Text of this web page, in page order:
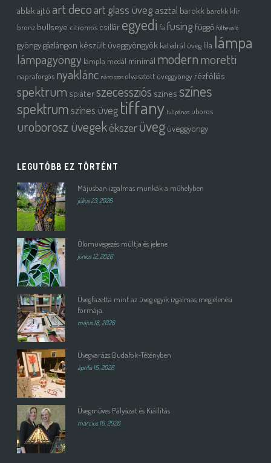
ablakajtó art deco art glass üvegasztal barokk barokk klír
bronz bullseye citromos csillár egyedi fa fusing függő fülbevaló
gyöngygázlángon készült üveggyöngyök katedrál üveg lila lámpa
lámpagyöngy lámpla medál minimál modernmoretti
napraforgós nyaklánc nárciszos olvasztott üveggyöngy rézfóliás
spektrum spiáterszecessziós színes színes
spektrumszínes üveg tiffany tulipános uboros
uroborosz üvegekékszerüveg üveggyöngy
LEGUTÓBB EZ TÖRTÉNT
Májusban izgalmas munkák a műhelyben
július 23, 2026
Ólomüvegezés múltja és jelene
június 12, 2026
Üvegfazetta mint az üveg egyik izgalmas megjelenési
formája.
május 18, 2026
Üvegvarázs Budafok-Tétényben
április 16, 2026
Üvegműves Pályázat és Kiállítás
március 16, 2026